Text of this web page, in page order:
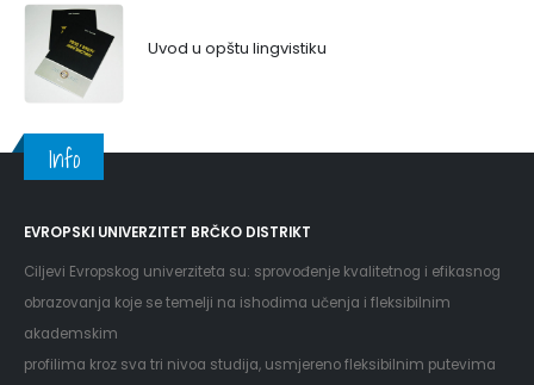
Uvod u opštu lingvistiku
Info
EVROPSKI UNIVERZITET BRČKO DISTRIKT
Ciljevi Evropskog univerziteta su: sprovođenje kvalitetnog i efikasnog
obrazovanja koje se temelji na ishodima učenja i fleksibilnim
akademskim
profilima kroz sva tri nivoa studija, usmjereno fleksibilnim putevima